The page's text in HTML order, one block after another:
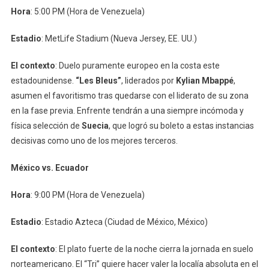
Hora: 5:00 PM (Hora de Venezuela)
Estadio: MetLife Stadium (Nueva Jersey, EE. UU.)
El contexto: Duelo puramente europeo en la costa este
estadounidense. “Les Bleus”, liderados porKylian Mbappé,
asumen el favoritismo tras quedarse con el liderato de su zona
en la fase previa. Enfrente tendrán a una siempre incómoda y
física selección de Suecia, que logró su boleto a estas instancias
decisivas como uno de los mejores terceros.
México vs. Ecuador
Hora: 9:00 PM (Hora de Venezuela)
Estadio: Estadio Azteca (Ciudad de México, México)
El contexto: El plato fuerte de la noche cierra la jornada en suelo
norteamericano. El “Tri” quiere hacer valer la localía absoluta en el